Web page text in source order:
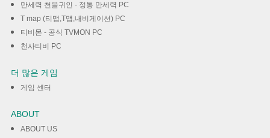
만세력 천을귀인 - 정통 만세력 PC
T map (티맵,T맵,내비게이션) PC
티비몬 - 공식 TVMON PC
천사티비 PC
더 많은 게임
게임 센터
ABOUT
ABOUT US